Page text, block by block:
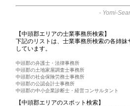
- Yomi-
【中頭郡エリアの士業事務所検索】
下記のリストは、士業事務所検索の各姉
しています。
中頭郡の弁護士・法律事務所
中頭郡の土地家屋調査士事務所
中頭郡の社会保険労務士事務所
中頭郡の公認会計士事務所
中頭郡の中小企業診断士・経営コンサルタント
【中頭郡エリアのスポット検索】